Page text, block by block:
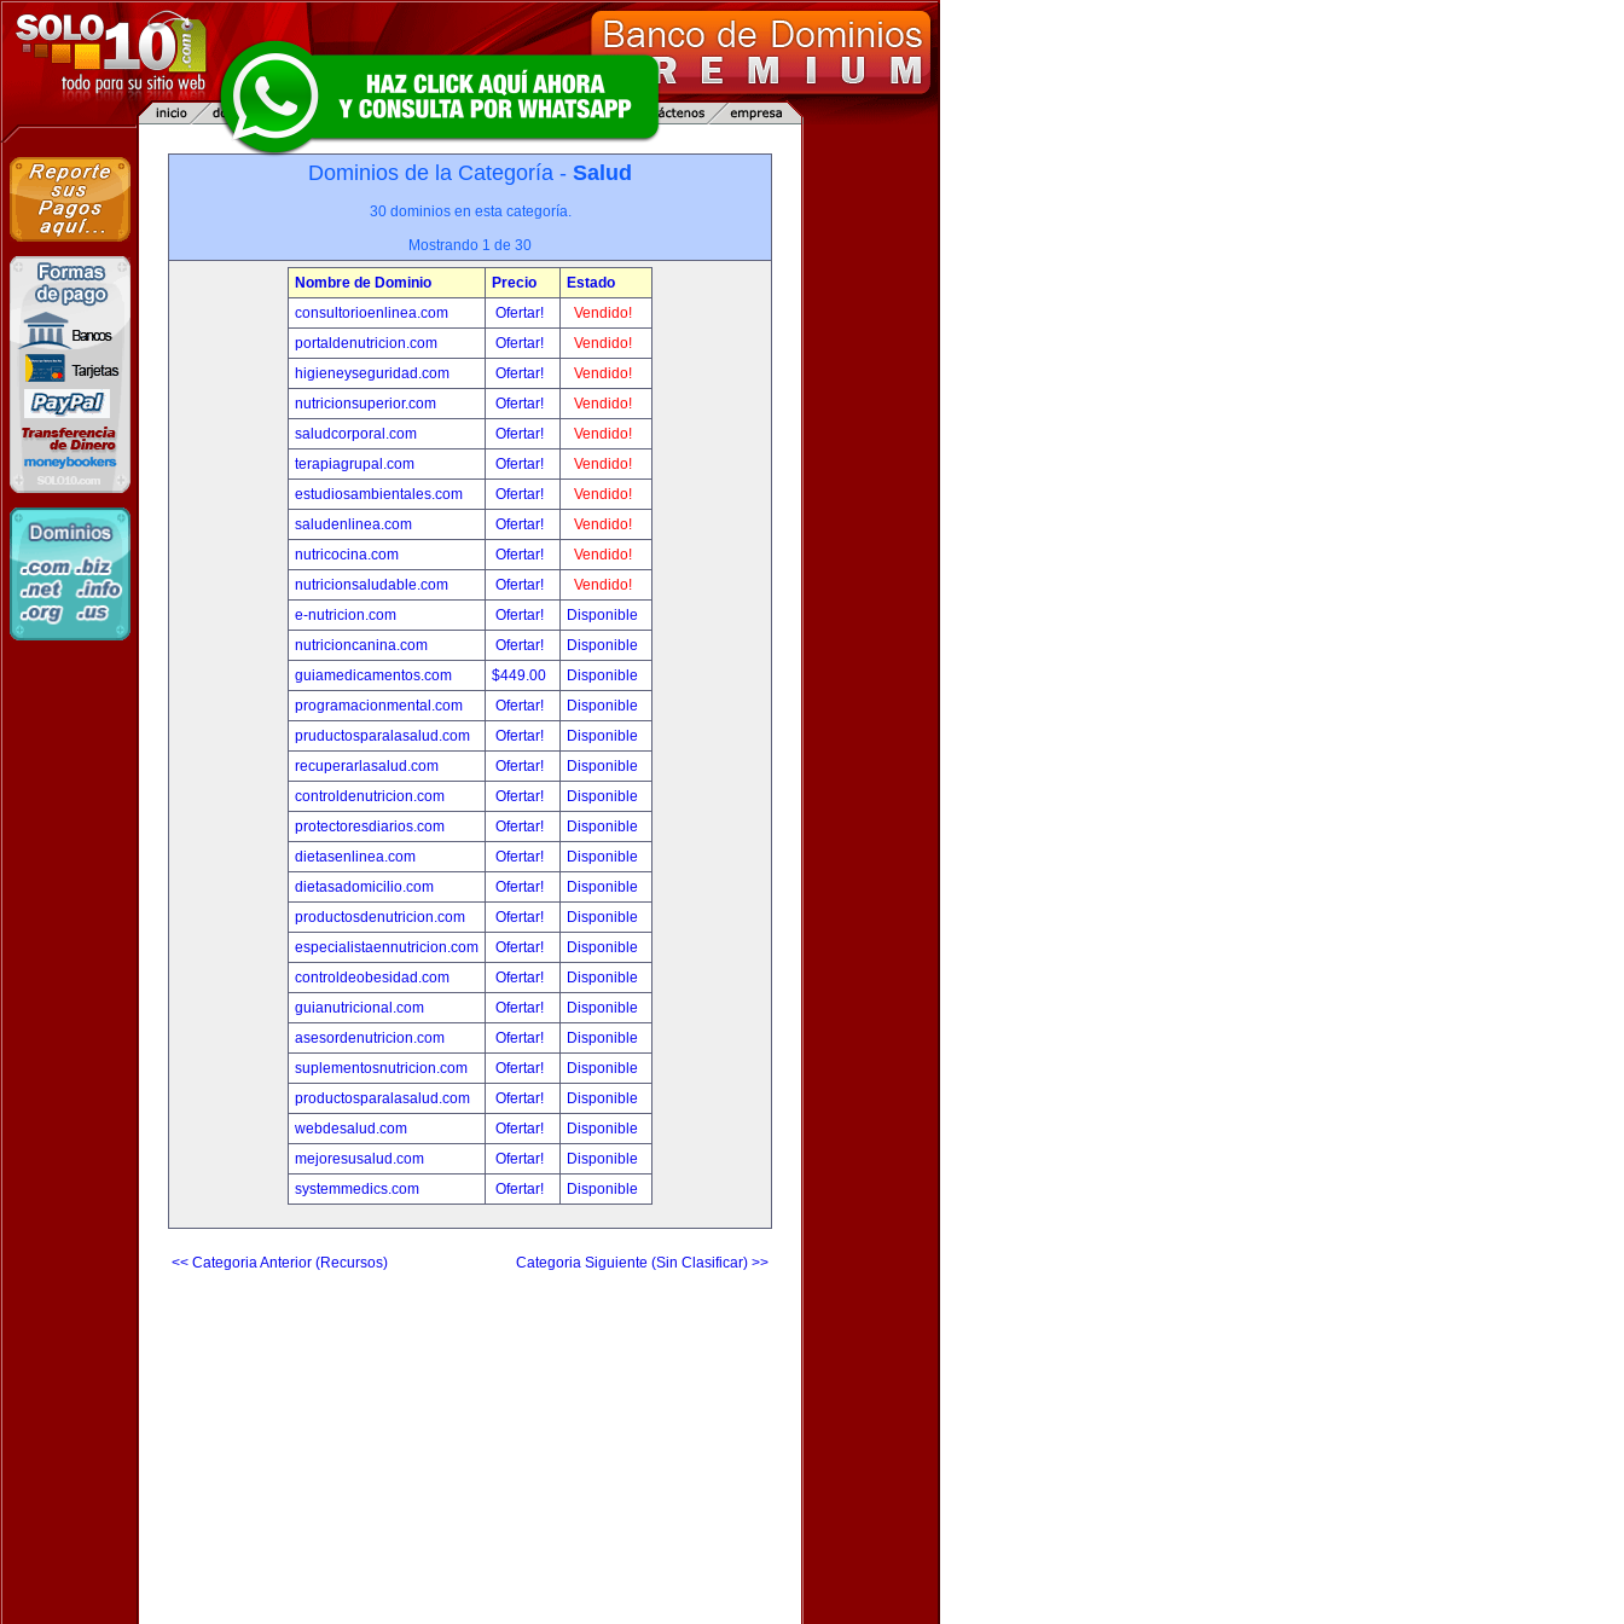
Dominios de la Categoría - Salud
30 dominios en esta categoría.
Mostrando 1 de 30
Nombre de Dominio Precio
Estado
consultorioenlinea.com
Ofertar!
Vendido!
portaldenutricion.com
Ofertar!
Vendido!
higieneyseguridad.com
Ofertar!
Vendido!
nutricionsuperior.com
Ofertar!
Vendido!
saludcorporal.com
Ofertar!
Vendido!
terapiagrupal.com
Ofertar!
Vendido!
estudiosambientales.com
Ofertar!
Vendido!
saludenlinea.com
Ofertar!
Vendido!
nutricocina.com
Ofertar!
Vendido!
nutricionsaludable.com
Ofertar!
Vendido!
e-nutricion.com
Ofertar!
Disponible
nutricioncanina.com
Ofertar!
Disponible
guiamedicamentos.com
$449.00
Disponible
programacionmental.com
Ofertar!
Disponible
pruductosparalasalud.com
Ofertar!
Disponible
recuperarlasalud.com
Ofertar!
Disponible
controldenutricion.com
Ofertar!
Disponible
protectoresdiarios.com
Ofertar!
Disponible
dietasenlinea.com
Ofertar!
Disponible
dietasadomicilio.com
Ofertar!
Disponible
productosdenutricion.com
Ofertar!
Disponible
especialistaennutricion.com
Ofertar!
Disponible
controldeobesidad.com
Ofertar!
Disponible
guianutricional.com
Ofertar!
Disponible
asesordenutricion.com
Ofertar!
Disponible
suplementosnutricion.com
Ofertar!
Disponible
productosparalasalud.com
Ofertar!
Disponible
webdesalud.com
Ofertar!
Disponible
mejoresusalud.com
Ofertar!
Disponible
systemmedics.com
Ofertar! Disponible
<< Categoria Anterior (Recursos) Categoria Siguiente (Sin Clasificar) >>